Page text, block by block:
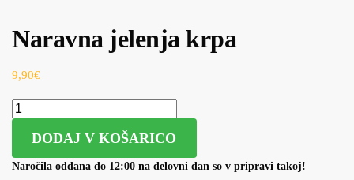
Naravna jelenja krpa
9,90€
DODAJ V KOŠARICO
Naročila oddana do 12:00 na delovni dan so v pripravi takoj!